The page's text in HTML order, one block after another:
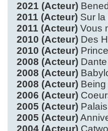
2021 (Acteur)
2011 (Acteur) Sur
2011 (Acteur) Vous
2010 (Acteur) Des
2010 (Acteur)
2008 (Acteur)
2008 (Acteur)
2008 (Acteur) Being
2006 (Acteur)
2005 (Acteur)
2005 (Acteur)
2004 (Acteur)